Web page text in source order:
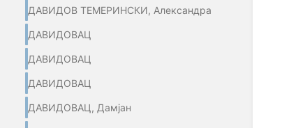
ДАВИДОВ ТЕМЕРИНСКИ, Александра
ДАВИДОВАЦ
ДАВИДОВАЦ
ДАВИДОВАЦ
ДАВИДОВАЦ, Дамјан